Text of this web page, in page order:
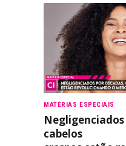
MATÉRIAS ESPECIAIS
cabelos